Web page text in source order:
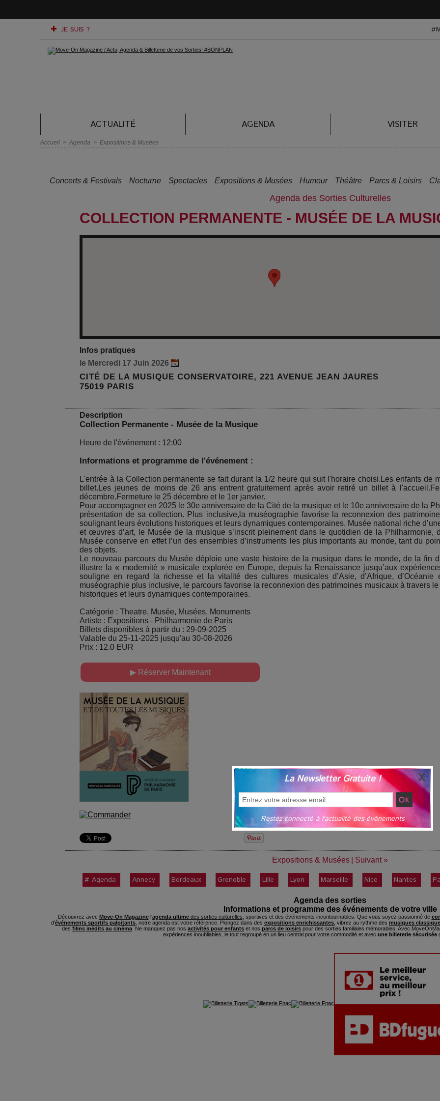
JE SUIS ?
ACTUALITÉ AGENDA VISITER
Accueil > Agenda > Expositions & Musées
Concerts & Festivals Nocturne Spectacles Expositions & Musées Humour Théâtre Parcs & Loisirs
Agenda des Sorties Culturelles
COLLECTION PERMANENTE - MUSÉE DE LA
Infos pratiques
le Mercredi 17 Juin 2026
CITÉ DE LA MUSIQUE CONSERVATOIRE, 221 AVENUE JEAN JAURES
75019 PARIS
Description
Collection Permanente - Musée de la Musique
Heure de l'événement : 12:00
Informations et programme de l'événement :
L'entrée à la Collection permanente se fait durant la 1/2 heure qui suit l'horaire choisi.Les enfants de
billet.Les jeunes de moins de 26 ans entrent gratuitement après avoir retiré un billet à
décembre.Fermeture le 25 décembre et le 1er janvier.
Pour accompagner en 2025 le 30e anniversaire de la Cité de la musique et le 10e anniversaire de la
présentation de sa collection. Plus inclusive,la muséographie favorise la reconnexion des
soulignant leurs évolutions historiques et leurs dynamiques contemporaines. Musée national riche
et œuvres d’art, le Musée de la musique s’inscrit pleinement dans le quotidien de la Philharmonie,
Musée conserve en effet l’un des ensembles d’instruments les plus importants au monde, tant du
des objets.
Le nouveau parcours du Musée déploie une vaste histoire de la musique dans le monde, de la fin
illustre la « modernité » musicale explorée en Europe, depuis la Renaissance jusqu’aux
souligne en regard la richesse et la vitalité des cultures musicales d’Asie, d’Afrique,
muséographie plus inclusive, le parcours favorise la reconnexion des patrimoines musicaux à travers
historiques et leurs dynamiques contemporaines.
Catégorie : Theatre, Musée, Musées, Monuments
Artiste : Expositions - Philharmonie de Paris
Billets disponibles à partir du : 29-09-2025
Valable du 25-11-2025 jusqu'au 30-08-2026
Prix : 12.0 EUR
▶ Réserver Maintenant
Expositions & Musées Suivant »
# Agenda Annecy Bordeaux Grenoble Lille Lyon Marseille Nice Nantes
Agenda des sorties
Informations et programme des événements de votre ville
Découvrez avec Move-On Magazinel'agenda ultimedes sorties culturelles , sportives et des événements incontournables. Que vous soyez passionné de
d'événements sportifs palpitants , notre agenda est votre référence. Plongez dans des expositions enrichissantes , vibrez au rythme des musiques
des films inédits au cinéma . Ne manquez pas nos activités pour enfants et nos parcs de loisirs pour des sorties familiales mémorables. Avec
expériences inoubliables, le tout regroupé en un lieu central pour votre commodité et avec une billeterie sécurisée
La Newsletter Gratuite !
Restez connecté à l'actualité des événements